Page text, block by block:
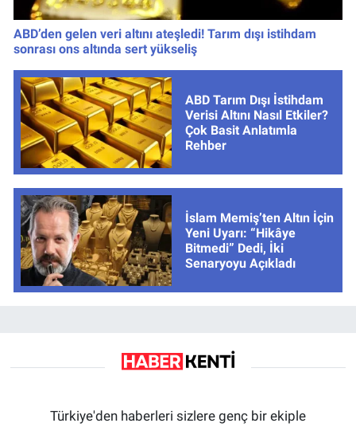
ABD’den gelen veri altını ateşledi! Tarım dışı istihdam
sonrası ons altında sert yükseliş
ABD Tarım Dışı İstihdam
Verisi Altını Nasıl Etkiler?
Çok Basit Anlatımla
Rehber
İslam Memiş’ten Altın İçin
Yeni Uyarı: “Hikâye
Bitmedi” Dedi, İki
Senaryoyu Açıkladı
Türkiye'den haberleri sizlere genç bir ekiple